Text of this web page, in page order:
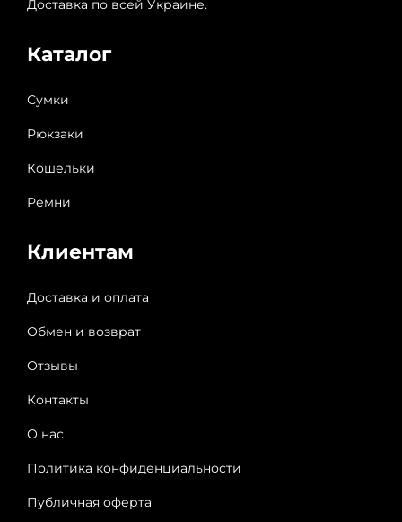
Доставка по всей Украине.
Каталог
Сумки
Рюкзаки
Кошельки
Ремни
Клиентам
Доставка и оплата
Обмен и возврат
Отзывы
Контакты
О нас
Политика конфиденциальности
Публичная оферта